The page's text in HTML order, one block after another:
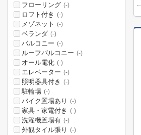
フローリング (-)
ロフト付き (-)
メゾネット (-)
ベランダ (-)
バルコニー (-)
ルーフバルコニー (-)
オール電化 (-)
エレベーター (-)
照明器具付き (-)
駐輪場 (-)
バイク置場あり (-)
家具・家電付き (-)
洗濯機置場有 (-)
外観タイル張り (-)